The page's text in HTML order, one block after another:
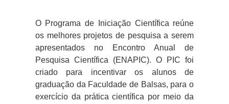
O Programa de Iniciação Científica reúne
os melhores projetos de pesquisa a serem
apresentados no Encontro Anual de
Pesquisa Científica (ENAPIC). O PIC foi
criado para incentivar os alunos de
graduação da Faculdade de Balsas, para o
exercício da prática científica por meio da